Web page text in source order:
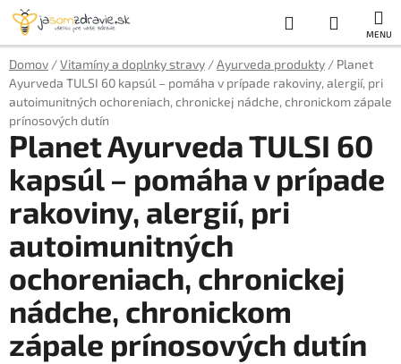
Prejsť
obsah
Hľadať
KOŠÍK
Domov /Vitamíny a doplnky stravy /Ayurveda produkty / Planet
Ayurveda TULSI 60 kapsúl – pomáha v prípade rakoviny, alergií, pri
autoimunitných ochoreniach, chronickej nádche, chronickom zápale
prínosových dutín
Planet Ayurveda TULSI 60
kapsúl – pomáha v prípade
rakoviny, alergií, pri
autoimunitných
ochoreniach, chronickej
nádche, chronickom
zápale prínosových dutín